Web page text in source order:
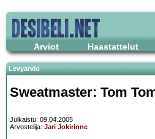
Arviot Haastattelut
Levyarvio
Sweatmaster: Tom
Julkaistu: 09.04.2005
Arvostelija: Jari Jokirinne